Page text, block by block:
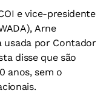
e vice-presidente
Arne
usada por Contador
disse que são
anos, sem o